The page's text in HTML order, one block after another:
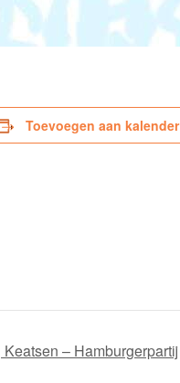
Toevoegen aan kalender
Keatsen – Hamburgerpartij